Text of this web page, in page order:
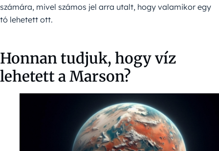
számára, mivel számos jel arra utalt, hogy valamikor egy
tó lehetett ott.
Honnan tudjuk, hogy víz
lehetett a Marson?